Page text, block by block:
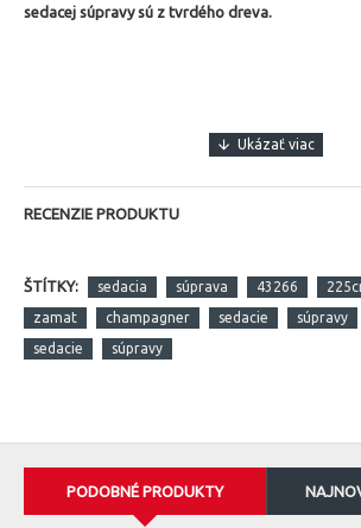
sedacej súpravy sú z tvrdého dreva.
RECENZIE PRODUKTU
ŠTÍTKY: sedacia súprava 43266
zamat champagner sedacie súpravy
sedacie
súpravy
PODOBNÉ PRODUKTY